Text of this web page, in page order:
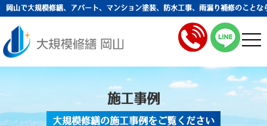
岡山で大規模修繕、アパート、マンション塗装、防水工事、雨漏り補修のことな
施工事例
大規模修繕の施工事例をご覧ください